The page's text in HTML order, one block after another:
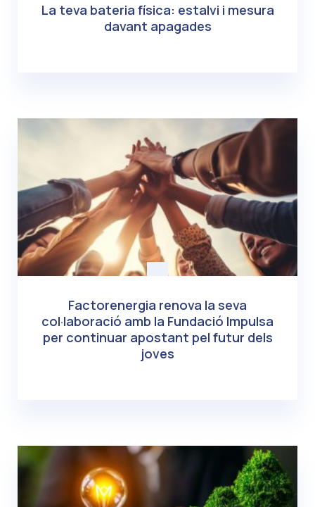
La teva bateria física: estalvi i mesura
davant apagades
Factorenergia renova la seva
col·laboració amb la Fundació Impulsa
per continuar apostant pel futur dels
joves